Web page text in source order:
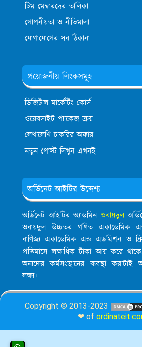
টিম মেম্বারদের তালিকা
গোপনীয়তা ও নীতিমালা
যোগাযোগের সব ঠিকানা
প্রয়োজনীয় লিংকসমূহ
ডিজিটাল মার্কেটিং কোর্স
ওয়েবসাইট প্যাকেজ ক্রয়
লেখালেখি চাকরির অফার
নতুন পোস্ট লিখুন এখনই
অর্ডিনেট আইটির উদ্দেশ্য
অর্ডিনেট আইটির অ্যাডমিন ওবায়দুল
ওবায়দুল উচ্চতর গণিত একাডেমিক
বাণিজ্য একাডেমিক এন্ড এডমিশন ও
প্রতিমাসে লক্ষাধিক টাকা আয় করে
অন্যদের কর্মসংস্থানের ব্যবস্থা
লক্ষ্য।
Copyright © 2013-2023
❤ of